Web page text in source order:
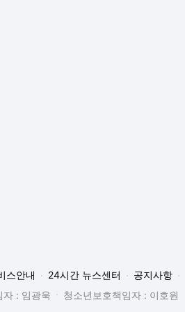
스안내 24시간 뉴스센터 공지사항
자 : 임광욱
청소년보호책임자 : 이호원